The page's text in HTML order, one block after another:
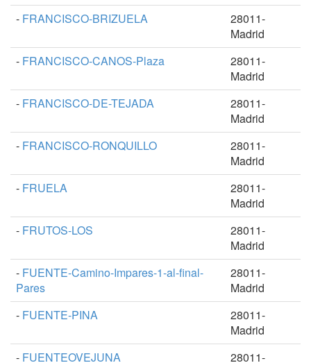
- FRANCISCO-BRIZUELA
28011-
Madrid
- FRANCISCO-CANOS-Plaza
28011-
Madrid
- FRANCISCO-DE-TEJADA
28011-
Madrid
- FRANCISCO-RONQUILLO
28011-
Madrid
- FRUELA
28011-
Madrid
- FRUTOS-LOS
28011-
Madrid
- FUENTE-Camino-Impares-1-al-final-
Pares
28011-
Madrid
- FUENTE-PINA
28011-
Madrid
- FUENTEOVEJUNA 28011-